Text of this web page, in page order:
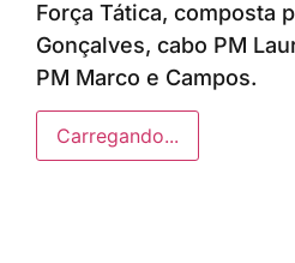
Força Tática, composta
Gonçalves, cabo PM
PM Marco e Campos.
Carregando...